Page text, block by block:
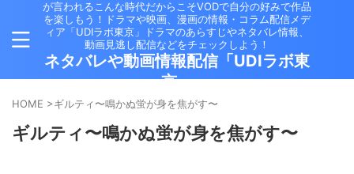
が言われるこんな時代だからこそVODで自分の好みで作品
を楽しもう！ドラマや映画、漫画の情報・コラム配信メデ
ィア「UDIラボ東京」ドラマのあらすじやネタバレ情報、
動画見逃し配信などをチェックしよう！
ネタバレや動画情報配信「UDIラボ東
京」
HOME >ギルティ〜鳴かぬ蛍が身を焦がす〜
ギルティ〜鳴かぬ蛍が身を焦がす〜